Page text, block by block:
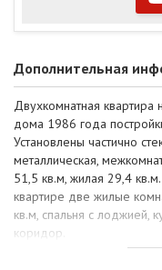
Дополнительная
Двухкомнатная квартира
дома 1986 года
Установлены частично
металлическая,
51,5 кв.м, жилая 29,4
квартире две жилые
кв.м, спальня с лоджией,
коридор.
В квартире частично